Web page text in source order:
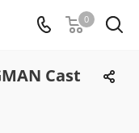
0
Cast